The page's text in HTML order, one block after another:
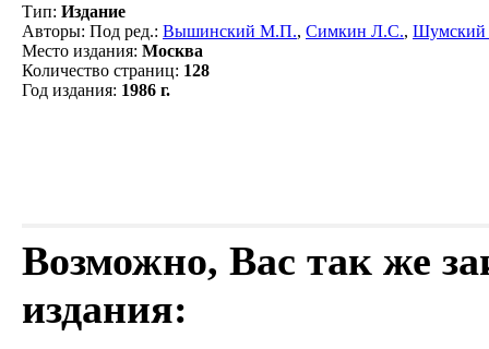
Тип: Издание
Авторы: Под ред.: Вышинский М.П., Симкин Л.С., Шумский
Место издания: Москва
Количество страниц: 128
Год издания: 1986 г.
Возможно, Вас так же
издания: